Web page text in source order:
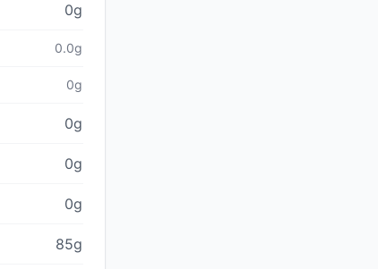
0g
0.0g
0g
0g
0g
0g
85g